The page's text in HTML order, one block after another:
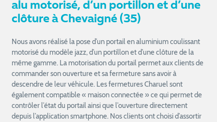
alu motorisé, d’un portillon et d’une
clôture à Chevaigné (35)
Nous avons réalisé la pose d’un portail en aluminium coulissant
motorisé du modèle jazz, d’un portillon et d’une clôture de la
même gamme. La motorisation du portail permet aux clients de
commander son ouverture et sa fermeture sans avoir à
descendre de leur véhicule. Les fermetures Charuel sont
également compatible « maison connectée » ce qui permet de
contrôler l’état du portail ainsi que l’ouverture directement
depuis l’application smartphone. Nos clients ont choisi d’assortir